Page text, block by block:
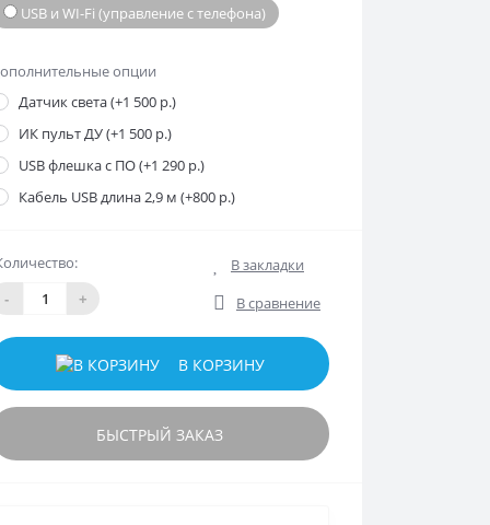
USB и WI-Fi (управление с телефона)
опции
Датчик света (+1 500 р.)
ИК пульт ДУ (+1 500 р.)
USB флешка с ПО (+1 290 р.)
Кабель USB длина 2,9 м (+800 р.)
- +
В закладки
В сравнение
В КОРЗИНУ
БЫСТРЫЙ ЗАКАЗ